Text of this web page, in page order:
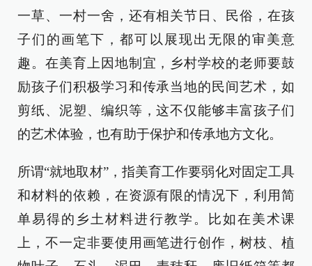
一草、一村一舍，还有相关节日、民俗，在孩
子们的画笔下，都可以展现出无限的审美意
趣。在美育上因地制宜，乡村学校的老师要鼓
励孩子们积极学习和传承当地的民间艺术，如
剪纸、泥塑、编织等，这不仅能够丰富孩子们
的艺术体验，也有助于保护和传承地方文化。
所谓“就地取材”，指美育工作要弱化对固定工具
和材料的依赖，在资源有限的情况下，利用简
单易得的乡土材料进行教学。比如在美术课
上，不一定非要使用画笔进行创作，树枝、植